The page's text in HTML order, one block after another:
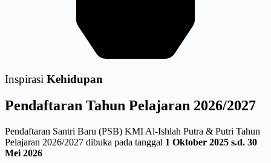
Inspirasi Kehidupan
Pendaftaran Tahun Pelajaran 2026/2027
Pendaftaran Santri Baru (PSB) KMI Al-Ishlah Putra & Putri Tahun
Pelajaran 2026/2027 dibuka pada tanggal 1 Oktober 2025 s.d. 30
Mei 2026